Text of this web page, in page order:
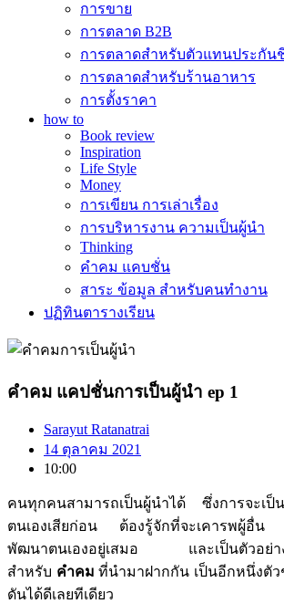
การขาย
การตลาด B2B
การตลาดสำหรับตัวแทนประกัน
การตลาดสำหรับร้านอาหาร
การตั้งราคา
how to
Book review
Inspiration
Life Style
Money
การเขียน การเล่าเรื่อง
การบริหารงาน ความเป็นผู้นำ
Thinking
คำคม แคบชั่น
สาระ ข้อมูล สำหรับคนทำงาน
ปฏิทินตารางเรียน
คำคม แคปชั่นการเป็นผู้นำ ep 1
Sarayut Ratanatrai
14 ตุลาคม 2021
10:00
คนทุกคนสามารถเป็นผู้นำได้ ซึ่งการจะเป็
ตนเองเสียก่อน ต้องรู้จักที่จะเคารพผู้อื่น
พัฒนาตนเองอยู่เสมอ และเป็นตัวอย่า
สำหรับ คำคมที่นำมาฝากกัน เป็นอีกหนึ่งตัว
ดันได้ดีเลยทีเดียว